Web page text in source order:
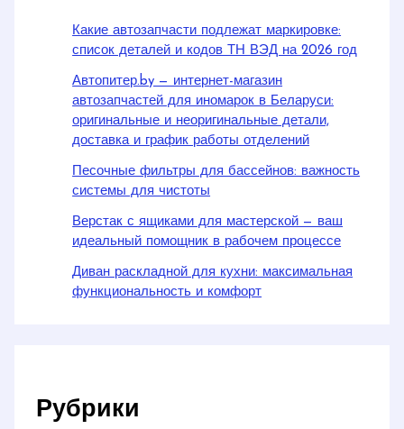
Какие автозапчасти подлежат маркировке:
список деталей и кодов ТН ВЭД на 2026 год
Автопитер.by — интернет-магазин
автозапчастей для иномарок в Беларуси:
оригинальные и неоригинальные детали,
доставка и график работы отделений
Песочные фильтры для бассейнов: важность
системы для чистоты
Верстак с ящиками для мастерской — ваш
идеальный помощник в рабочем процессе
Диван раскладной для кухни: максимальная
функциональность и комфорт
Рубрики